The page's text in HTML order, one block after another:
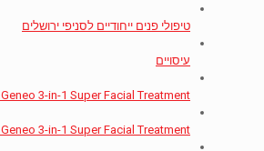
טיפולי פנים ייחודיים לסניפי ירושלים
עיסויים
Geneo 3-in-1 Super Facial Treatment לגברים
Geneo 3-in-1 Super Facial Treatment לנשים